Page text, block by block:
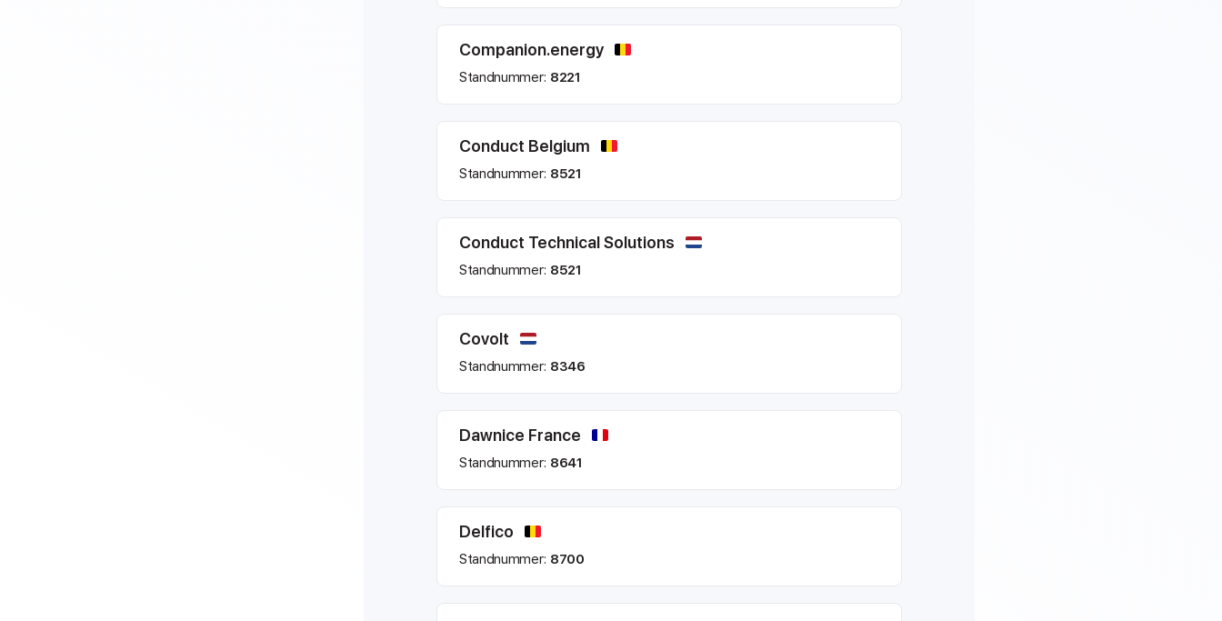
Companion.energy
Standnummer: 8221
Conduct Belgium
Standnummer: 8521
Conduct Technical Solutions
Standnummer: 8521
Covolt
Standnummer: 8346
Dawnice France
Standnummer: 8641
Delfico
Standnummer: 8700